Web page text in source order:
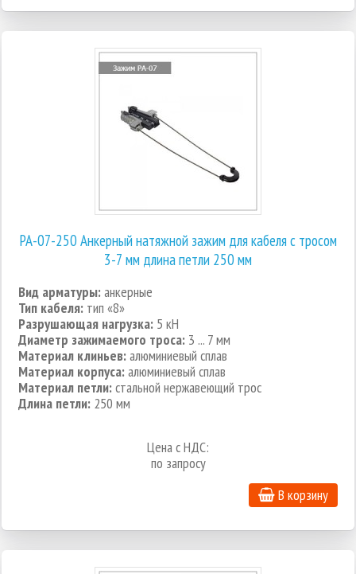
РА-07-250 Анкерный натяжной зажим для кабеля с тросом
3-7 мм длина петли 250 мм
Вид арматуры:анкерные
Тип кабеля: тип «8»
Разрушающая нагрузка: 5 кН
Диаметр зажимаемого троса: 3 ... 7 мм
Материал клиньев:алюминиевый сплав
Материал корпуса:алюминиевый сплав
Материал петли:стальной нержавеющий трос
Длина петли: 250 мм
Цена с НДС:
по запросу
В корзину